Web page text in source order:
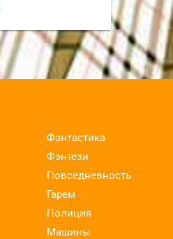
Фантастика
Фэнтези
Повседневность
Гарем
Полиция
Машины